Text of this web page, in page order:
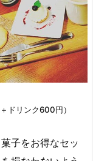
ドリンク600円）
子をお得なセッ